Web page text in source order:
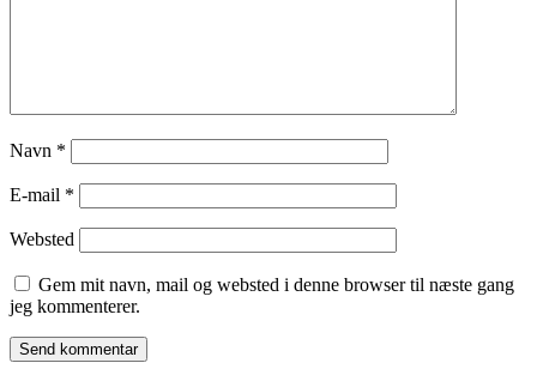
Navn *
E-mail *
Websted
Gem mit navn, mail og websted i denne browser til næste gang
jeg kommenterer.